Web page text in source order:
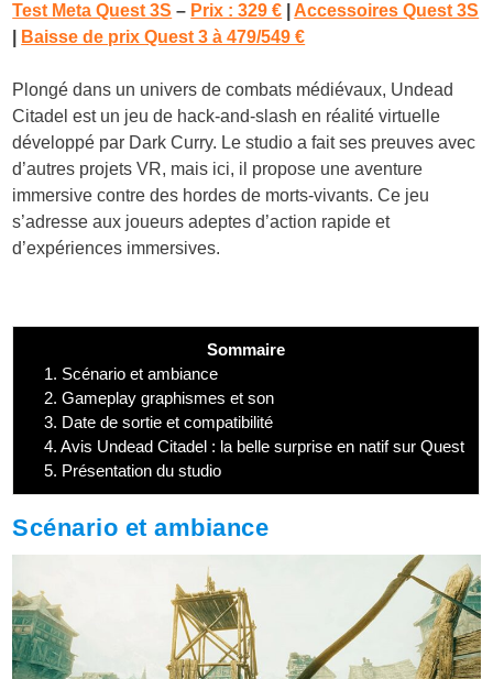
Test Meta Quest 3S – Prix : 329 €
Accessoires Quest 3S
Baisse de prix Quest 3 à 479/549 €
Plongé dans un univers de combats médiévaux, Undead
Citadel est un jeu de hack-and-slash en réalité virtuelle
développé par Dark Curry. Le studio a fait ses preuves avec
d’autres projets VR, mais ici, il propose une aventure
immersive contre des hordes de morts-vivants. Ce jeu
s’adresse aux joueurs adeptes d’action rapide et
d’expériences immersives.
Sommaire
1. Scénario et ambiance
2. Gameplay graphismes et son
3. Date de sortie et compatibilité
4. Avis Undead Citadel : la belle surprise en natif sur Quest
5. Présentation du studio
Scénario et ambiance